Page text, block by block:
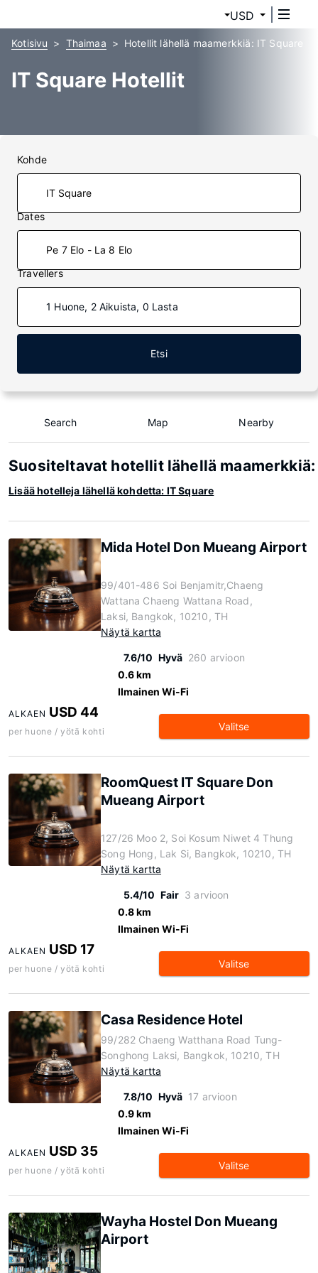
USD
Kotisivu Thaimaa Hotellit lähellä maamerkkiä: IT Square
IT Square Hotellit
Kohde
Dates
Pe 7 Elo - La 8 Elo
Travellers
1 Huone, 2 Aikuista, 0 Lasta
Etsi
Search Map Nearby
Suositeltavat hotellit lähellä maamerkkiä:
Lisää hotelleja lähellä kohdetta: IT Square
Mida Hotel Don Mueang Airport
99/401-486 Soi Benjamitr,Chaeng
Wattana Chaeng Wattana Road,
Laksi, Bangkok, 10210, TH
Näytä kartta
7.6/10 Hyvä 260 arvioon
0.6 km
Ilmainen Wi-Fi
ALKAEN USD 44
per huone / yötä kohti Valitse
RoomQuest IT Square Don
Mueang Airport
127/26 Moo 2, Soi Kosum Niwet 4 Thung
Song Hong, Lak Si, Bangkok, 10210, TH
Näytä kartta
5.4/10 Fair 3 arvioon
0.8 km
Ilmainen Wi-Fi
ALKAEN USD 17
per huone / yötä kohti Valitse
Casa Residence Hotel
99/282 Chaeng Watthana Road Tung-
Songhong Laksi, Bangkok, 10210, TH
Näytä kartta
7.8/10 Hyvä 17 arvioon
0.9 km
Ilmainen Wi-Fi
ALKAEN USD 35
per huone / yötä kohti Valitse
Wayha Hostel Don Mueang
Airport